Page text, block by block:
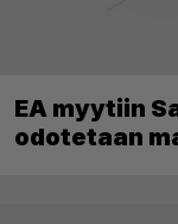
EA myytiin
odotetaan